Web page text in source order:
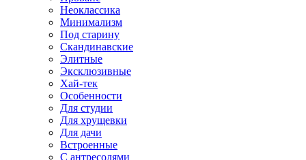
Неоклассика
Минимализм
Под старину
Скандинавские
Элитные
Эксклюзивные
Хай-тек
Особенности
Для студии
Для хрущевки
Для дачи
Встроенные
С антресолями